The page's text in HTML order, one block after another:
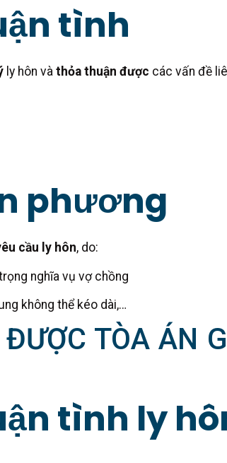
tình
ly hôn và thỏa thuận được các vấn đề
phương
cầu ly hôn, do:
nghĩa vụ vợ chồng
không thể kéo dài,…
TÒA ÁN
tình ly